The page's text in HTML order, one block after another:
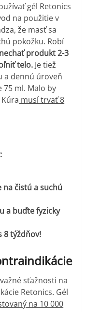
gél Retonics
na použitie v
že masť sa
pokožku. Robí
nechať produkt 2-3
telo. Je tiež
a dennú úroveň
75 ml. Malo by
musí trvať 8
na čistú a suchú
a buďte fyzicky
8 týždňov!
sťažnosti na
Retonics. Gél
na 10 000